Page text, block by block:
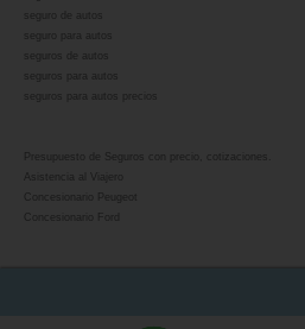
Presupuesto de Seguros con precio, cotizaciones.